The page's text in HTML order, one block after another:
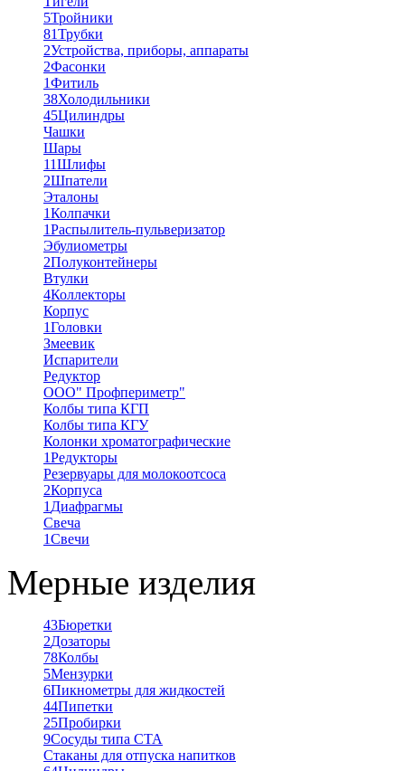
5Тройники
81Трубки
2Устройства, приборы, аппараты
2Фасонки
1Фитиль
38Холодильники
45Цилиндры
Чашки
Шары
11Шлифы
2Шпатели
Эталоны
1Колпачки
1Распылитель-пульверизатор
Эбулиометры
2Полуконтейнеры
Втулки
4Коллекторы
Корпус
1Головки
Змеевик
Испарители
Редуктор
ООО" Профпериметр"
Колбы типа КГП
Колбы типа КГУ
Колонки хроматографические
1Редукторы
Резервуары для молокоотсоса
2Корпуса
1 Диафрагмы
Свеча
1Свечи
Мерные изделия
43Бюретки
2Дозаторы
78Колбы
5Мензурки
6Пикнометры для жидкостей
44Пипетки
25Пробирки
9Сосуды типа СТА
Стаканы для отпуска напитков